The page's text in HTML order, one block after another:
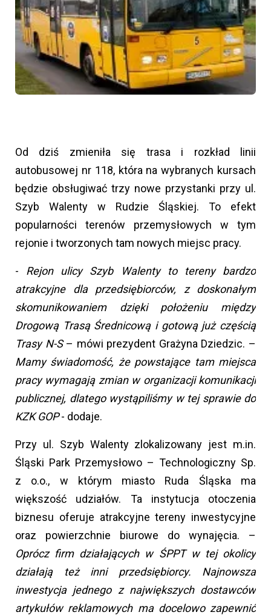
Od dziś zmieniła się trasa i rozkład linii
autobusowej nr 118, która na wybranych kursach
będzie obsługiwać trzy nowe przystanki przy ul.
Szyb Walenty w Rudzie Śląskiej. To efekt
popularności terenów przemysłowych w tym
rejonie i tworzonych tam nowych miejsc pracy.
- Rejon ulicy Szyb Walenty to tereny bardzo
atrakcyjne dla przedsiębiorców, z doskonałym
skomunikowaniem dzięki położeniu między
Drogową Trasą Średnicową i gotową już częścią
Trasy N-S– mówi prezydent Grażyna Dziedzic. –
Mamy świadomość, że powstające tam miejsca
pracy wymagają zmian w organizacji komunikacji
publicznej, dlatego wystąpiliśmy w tej sprawie do
KZK GOP- dodaje.
Przy ul. Szyb Walenty zlokalizowany jest m.in.
Śląski Park Przemysłowo – Technologiczny Sp.
z o.o., w którym miasto Ruda Śląska ma
większość udziałów. Ta instytucja otoczenia
biznesu oferuje atrakcyjne tereny inwestycyjne
oraz powierzchnie biurowe do wynajęcia. –
Oprócz firm działających w ŚPPT w tej okolicy
działają też inni przedsiębiorcy. Najnowsza
inwestycja jednego z największych dostawców
artykułów reklamowych ma docelowo zapewnić